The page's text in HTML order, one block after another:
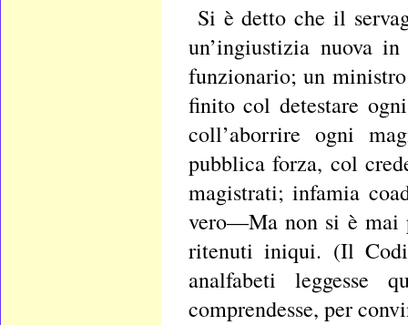
Si è detto che il
un’ingiustizia nuova
funzionario; un
finito col detestare
coll’aborrire ogni
pubblica forza, col
magistrati; infamia
vero—Ma non si è mai
ritenuti iniqui. (Il
analfabeti
comprendesse, per